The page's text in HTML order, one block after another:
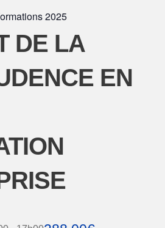
2025
DE LA
EN